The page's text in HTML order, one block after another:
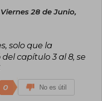
Viernes 28 de Junio,
solo que la
capítulo 3 al 8, se
0 No es útil